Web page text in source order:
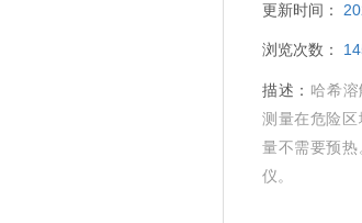
更新时间：
浏览次数：
描述： 哈希
测量在危险区
量不需要预
仪。